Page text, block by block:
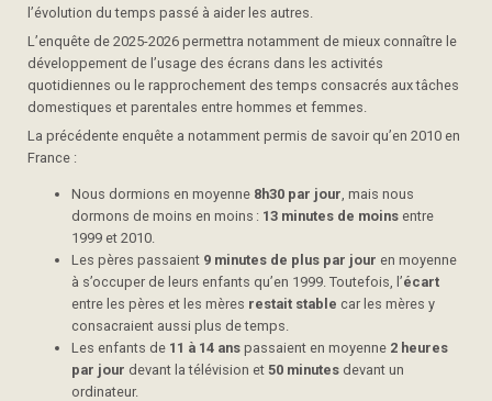
l’évolution du temps passé à aider les autres.
L’enquête de 2025-2026 permettra notamment de mieux connaître le
développement de l’usage des écrans dans les activités
quotidiennes ou le rapprochement des temps consacrés aux tâches
domestiques et parentales entre hommes et femmes.
La précédente enquête a notamment permis de savoir qu’en 2010 en
France :
Nous dormions en moyenne 8h30 par jour , mais nous
dormons de moins en moins : 13 minutes de moins entre
1999 et 2010.
Les pères passaient 9 minutes de plus par jour en moyenne
à s’occuper de leurs enfants qu’en 1999. Toutefois, l’écart
entre les pères et les mères restait stable car les mères y
consacraient aussi plus de temps.
Les enfants de 11 à 14 ans passaient en moyenne 2 heures
par jour devant la télévision et 50 minutes devant un
ordinateur.